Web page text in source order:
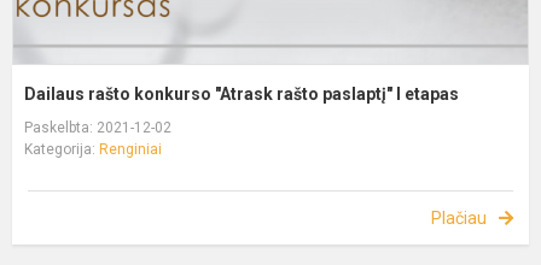
Dailaus rašto konkurso "Atrask rašto paslaptį" I etapas
Paskelbta: 2021-12-02
Kategorija: Renginiai
Plačiau